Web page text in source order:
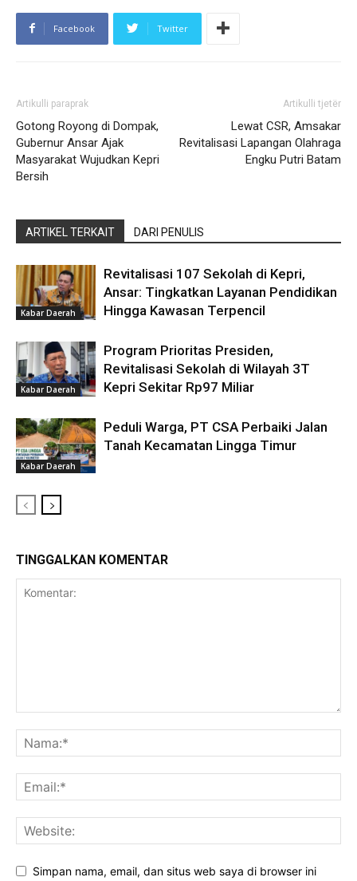
Facebook Twitter
Artikulli paraprak
Gotong Royong di Dompak,
Gubernur Ansar Ajak
Masyarakat Wujudkan Kepri
Bersih
Artikulli tjetër
Lewat CSR, Amsakar
Revitalisasi Lapangan Olahraga
Engku Putri Batam
ARTIKEL TERKAIT DARI PENULIS
Kabar Daerah
Revitalisasi 107 Sekolah di Kepri,
Ansar: Tingkatkan Layanan Pendidikan
Hingga Kawasan Terpencil
Kabar Daerah
Program Prioritas Presiden,
Revitalisasi Sekolah di Wilayah 3T
Kepri Sekitar Rp97 Miliar
Kabar Daerah
Peduli Warga, PT CSA Perbaiki Jalan
Tanah Kecamatan Lingga Timur
TINGGALKAN KOMENTAR
Simpan nama, email, dan situs web saya di browser ini